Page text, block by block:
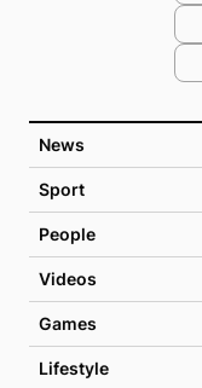
News
Sport
People
Videos
Games
Lifestyle